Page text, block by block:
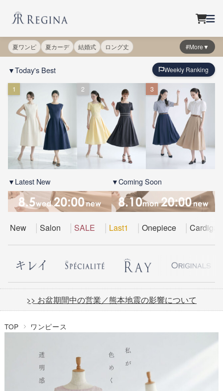
夏ワンピ 夏カーデ 結婚式 ロング丈 #More▼
▼Today's Best Weekly Ranking
1 2 3
▼Latest New ▼Coming Soon
New Salon SALE Last1 Onepiece Cardigan
>> お盆期間中の営業／熊本地震の影響について
TOP ワンピース